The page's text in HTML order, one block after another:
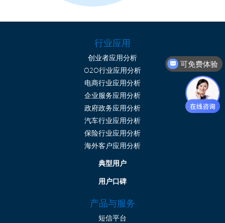
行业应用
创业者应用分析
O2O行业应用分析
电商行业应用分析
企业服务应用分析
政府政务应用分析
汽车行业应用分析
保险行业应用分析
海外客户应用分析
典型用户
用户口碑
产品与服务
短信平台
可免费体验